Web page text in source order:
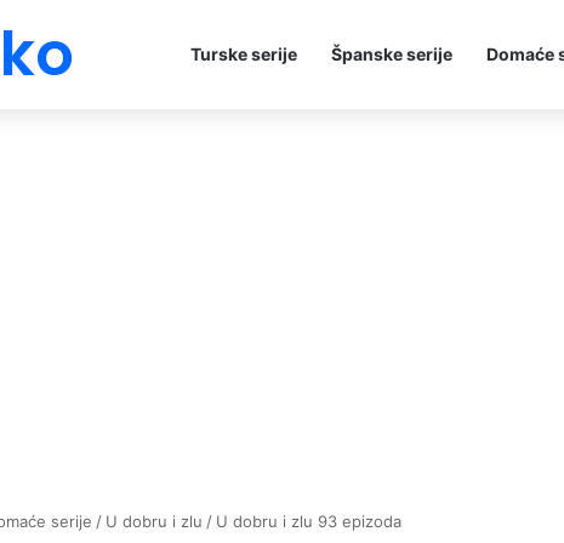
Turske serije Španske serije Domaće
serije / U dobru i zlu / U dobru i zlu 93 epizoda